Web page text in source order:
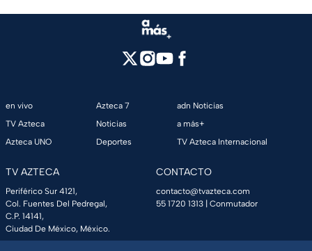
en vivo
TV Azteca
Azteca UNO
Azteca 7
Noticias
Deportes
adn Noticias
a más+
TV Azteca Internacional
TV AZTECA
Periférico Sur 4121,
Col. Fuentes Del Pedregal,
C.P. 14141,
Ciudad De México, México.
CONTACTO
contacto@tvazteca.com
55 1720 1313 | Conmutador